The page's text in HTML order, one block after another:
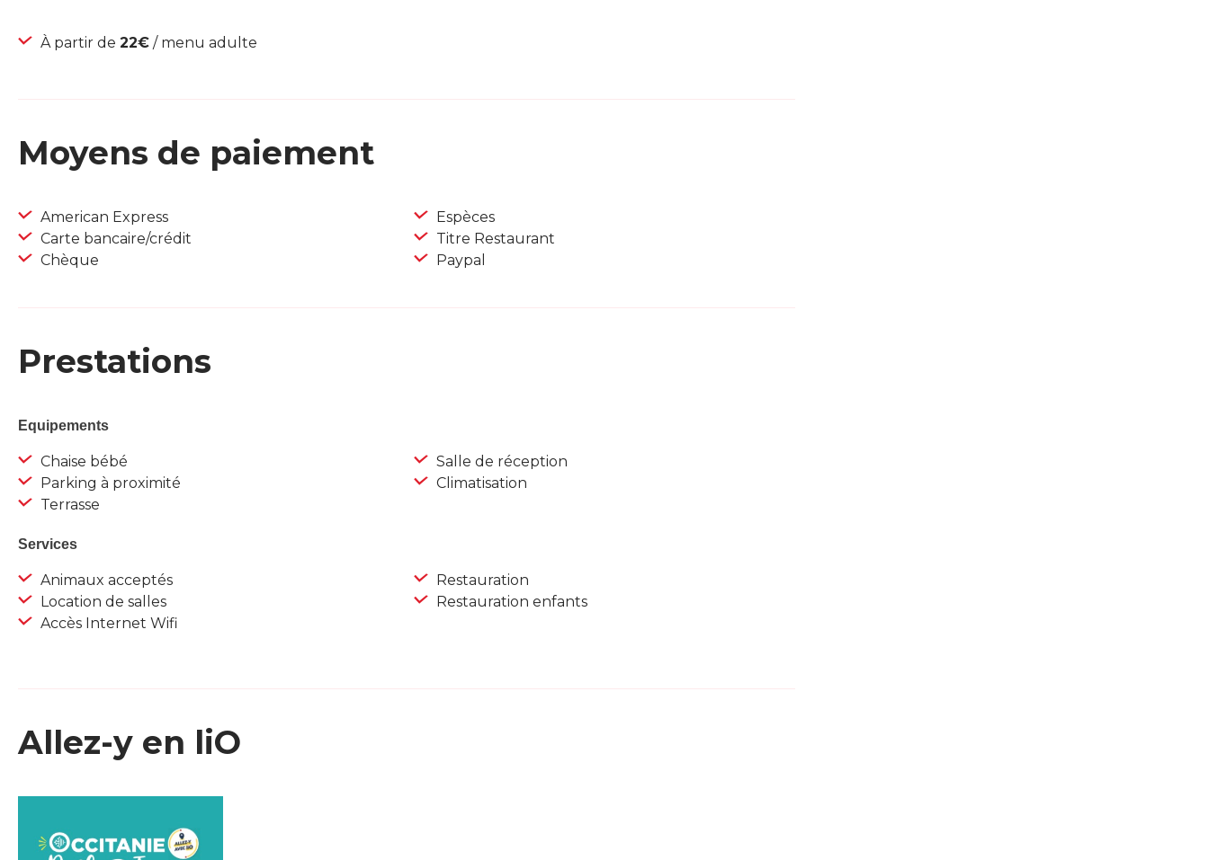
À partir de 22€ / menu adulte
Moyens de paiement
American Express
Carte bancaire/crédit
Chèque
Espèces
Titre Restaurant
Paypal
Prestations
Equipements
Chaise bébé
Parking à proximité
Terrasse
Salle de réception
Climatisation
Services
Animaux acceptés
Location de salles
Accès Internet Wifi
Restauration
Restauration enfants
Allez-y en liO